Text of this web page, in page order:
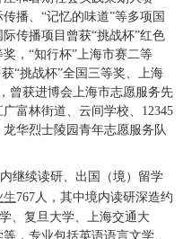
播、“记忆的味道”等多项国
传播项目曾获“挑战杯”红色
，“知行杯”上海市赛二等
“挑战杯”全国三等奖、上海
曾获进博会上海市志愿服务先
富林街道、云间学校、 12345
华烈士陵园青年志愿服务队
继续读研、出国（境）留学
生767人，其中境内读研深造约
、复旦大学、上海交通大
，专业包括英语语言文学、